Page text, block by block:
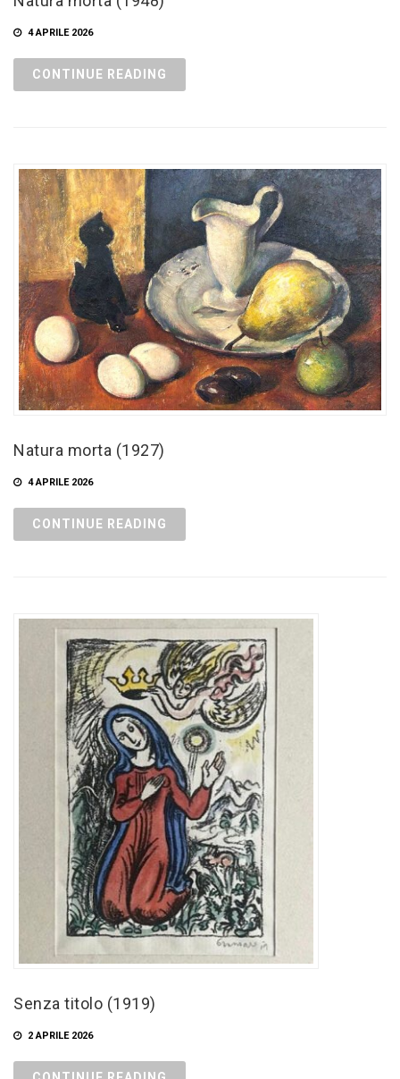
4 APRILE 2026
CONTINUE READING
Natura morta (1927)
4 APRILE 2026
CONTINUE READING
Senza titolo (1919)
2 APRILE 2026